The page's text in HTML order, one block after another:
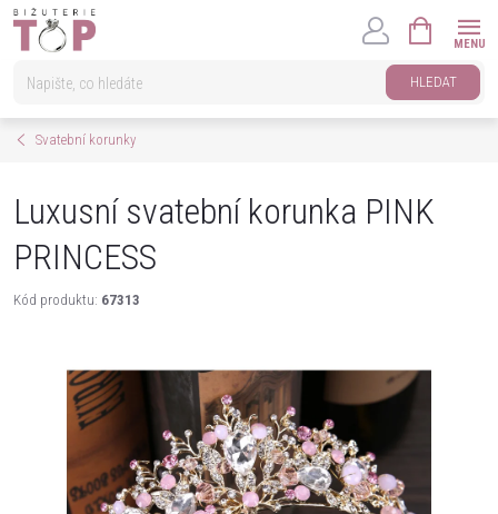
Přejít
HLEDAT
KOŠÍK
Svatební korunky
Luxusní svatební korunka PINK
PRINCESS
Kód produktu: 67313